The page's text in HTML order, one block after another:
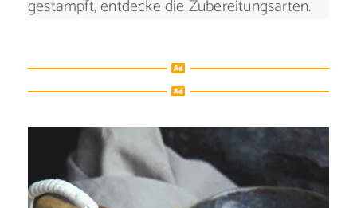
gestampft, entdecke die Zubereitungsarten.